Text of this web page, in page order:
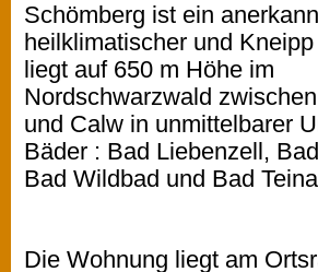
Schömberg ist ein
heilklimatischer und
liegt auf 650 m Höhe im
Nordschwarzwald
und Calw in unmittelbarer
Bäder : Bad Liebenzell,
Bad Wildbad und Bad
Die Wohnung liegt am